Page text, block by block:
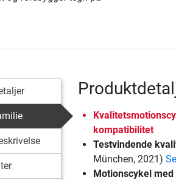
kompatibilitet
Testvindende
München, 2021)
Motionscykel